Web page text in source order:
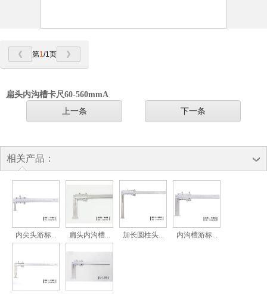
第1/1页
扁头内沟槽卡尺60-560mmA
上一条 下一条
相关产品：
内尖头游标... 扁头内沟槽... 加长圆柱头... 内沟槽游标...